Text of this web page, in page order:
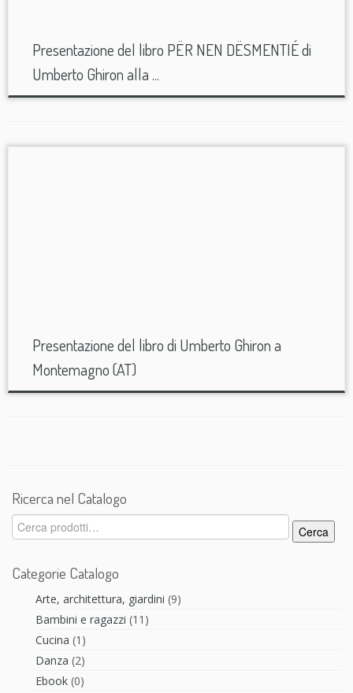
Presentazione del libro PËR NEN DËSMENTIÉ di
Umberto Ghiron alla ...
Presentazione del libro di Umberto Ghiron a
Montemagno (AT)
Ricerca nel Catalogo
Cerca:
Cerca
Categorie Catalogo
Arte, architettura, giardini (9)
Bambini e ragazzi (11)
Cucina (1)
Danza (2)
Ebook (0)